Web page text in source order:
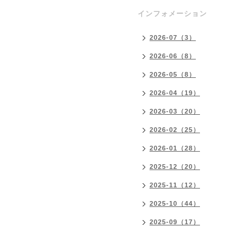
インフォメーション
2026-07（3）
2026-06（8）
2026-05（8）
2026-04（19）
2026-03（20）
2026-02（25）
2026-01（28）
2025-12（20）
2025-11（12）
2025-10（44）
2025-09（17）